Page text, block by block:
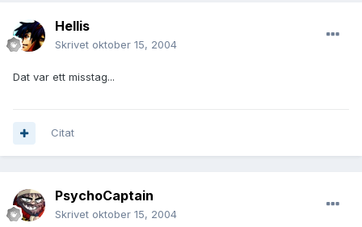
Hellis
Skrivet oktober 15, 2004
Dat var ett misstag...
Citat
PsychoCaptain
Skrivet oktober 15, 2004